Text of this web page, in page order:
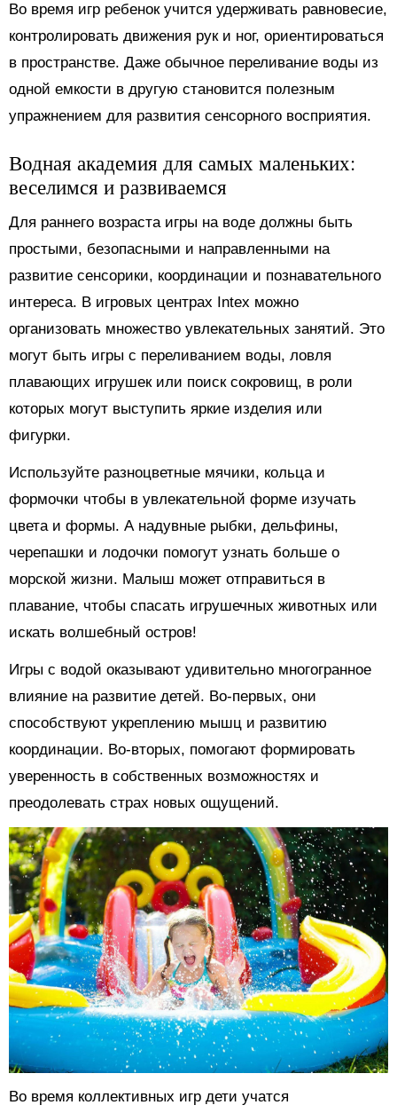
Во время игр ребенок учится удерживать равновесие,
контролировать движения рук и ног, ориентироваться
в пространстве. Даже обычное переливание воды из
одной емкости в другую становится полезным
упражнением для развития сенсорного восприятия.
Водная академия для самых маленьких:
веселимся и развиваемся
Для раннего возраста игры на воде должны быть
простыми, безопасными и направленными на
развитие сенсорики, координации и познавательного
интереса. В игровых центрах Intex можно
организовать множество увлекательных занятий. Это
могут быть игры с переливанием воды, ловля
плавающих игрушек или поиск сокровищ, в роли
которых могут выступить яркие изделия или
фигурки.
Используйте разноцветные мячики, кольца и
формочки чтобы в увлекательной форме изучать
цвета и формы. А надувные рыбки, дельфины,
черепашки и лодочки помогут узнать больше о
морской жизни. Малыш может отправиться в
плавание, чтобы спасать игрушечных животных или
искать волшебный остров!
Игры с водой оказывают удивительно многогранное
влияние на развитие детей. Во-первых, они
способствуют укреплению мышц и развитию
координации. Во-вторых, помогают формировать
уверенность в собственных возможностях и
преодолевать страх новых ощущений.
Во время коллективных игр дети учатся